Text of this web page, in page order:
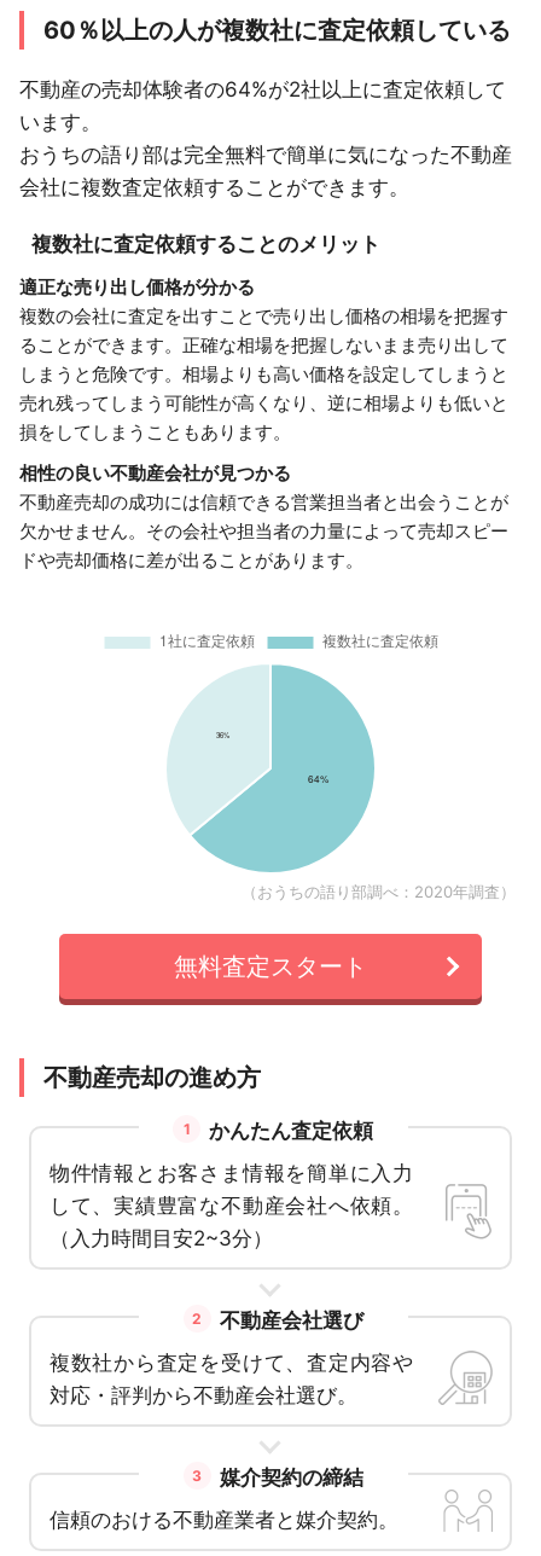
60％以上の人が複数社に査定依頼している
不動産の売却体験者の64%が2社以上に査定依頼して
います。
おうちの語り部は完全無料で簡単に気になった不動産
会社に複数査定依頼することができます。
複数社に査定依頼することのメリット
適正な売り出し価格が分かる
複数の会社に査定を出すことで売り出し価格の相場を把握す
ることができます。正確な相場を把握しないまま売り出して
しまうと危険です。相場よりも高い価格を設定してしまうと
売れ残ってしまう可能性が高くなり、逆に相場よりも低いと
損をしてしまうこともあります。
相性の良い不動産会社が見つかる
不動産売却の成功には信頼できる営業担当者と出会うことが
欠かせません。その会社や担当者の力量によって売却スピー
ドや売却価格に差が出ることがあります。
（おうちの語り部調べ：2020年調査）
無料査定スタート
不動産売却の進め方
1
かんたん査定依頼
物件情報とお客さま情報を簡単に入力
して、実績豊富な不動産会社へ依頼。
（入力時間目安2~3分）
2
不動産会社選び
複数社から査定を受けて、査定内容や
対応・評判から不動産会社選び。
3
媒介契約の締結
信頼のおける不動産業者と媒介契約。